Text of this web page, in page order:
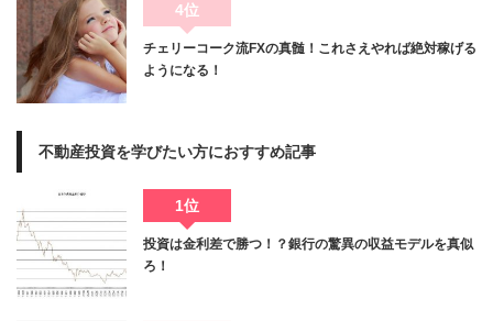
4位
チェリーコーク流FXの真髄！これさえやれば絶対稼げる
ようになる！
不動産投資を学びたい方におすすめ記事
1位
投資は金利差で勝つ！？銀行の驚異の収益モデルを真似
ろ！